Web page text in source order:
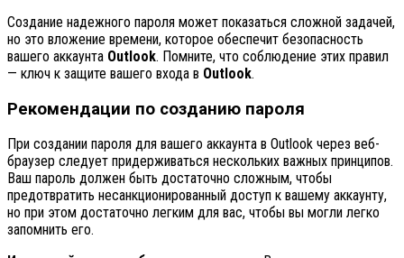
Создание надежного пароля может показаться сложной задачей,
но это вложение времени, которое обеспечит безопасность
вашего аккаунта Outlook. Помните, что соблюдение этих правил
— ключ к защите вашего входа в Outlook.
Рекомендации по созданию пароля
При создании пароля для вашего аккаунта в Outlook через веб-
браузер следует придерживаться нескольких важных принципов.
Ваш пароль должен быть достаточно сложным, чтобы
предотвратить несанкционированный доступ к вашему аккаунту,
но при этом достаточно легким для вас, чтобы вы могли легко
запомнить его.